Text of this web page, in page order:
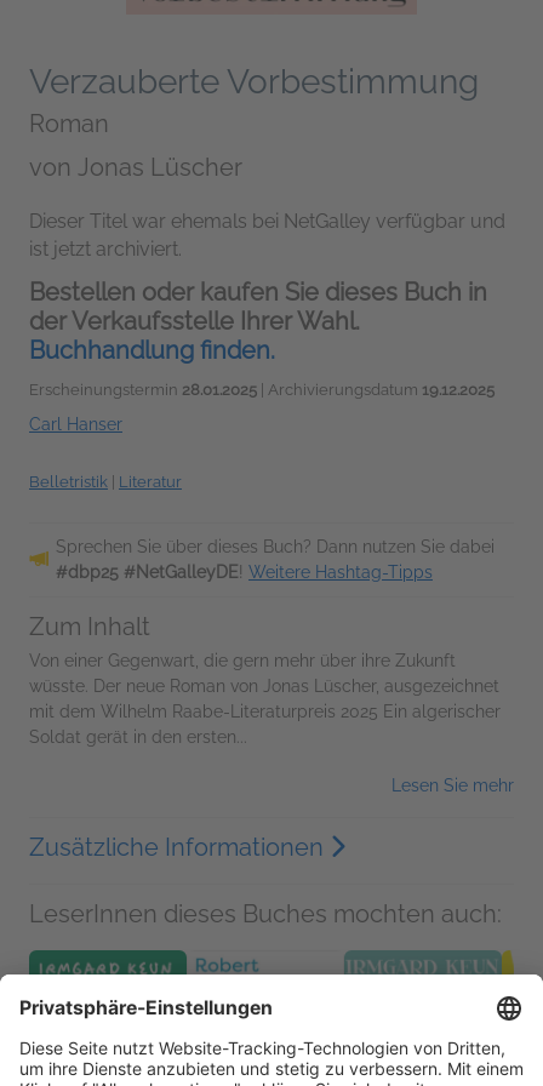
Verzauberte Vorbestimmung
Roman
von Jonas Lüscher
Dieser Titel war ehemals bei NetGalley verfügbar und
ist jetzt archiviert.
Bestellen oder kaufen Sie dieses Buch in
der Verkaufsstelle Ihrer Wahl.
Buchhandlung finden.
Erscheinungstermin 28.01.2025 | Archivierungsdatum 19.12.2025
Carl Hanser
Belletristik | Literatur
Sprechen Sie über dieses Buch? Dann nutzen Sie dabei
#dbp25 #NetGalleyDE! Weitere Hashtag-Tipps
Zum Inhalt
Von einer Gegenwart, die gern mehr über ihre Zukunft
wüsste. Der neue Roman von Jonas Lüscher, ausgezeichnet
mit dem Wilhelm Raabe-Literaturpreis 2025 Ein algerischer
Soldat gerät in den ersten...
Lesen Sie mehr
Zusätzliche Informationen
LeserInnen dieses Buches mochten auch: